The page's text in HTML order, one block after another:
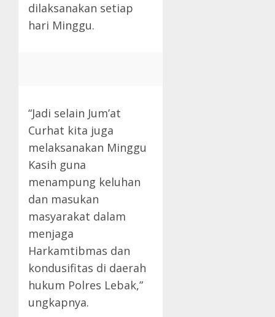
dilaksanakan setiap
hari Minggu.
“Jadi selain Jum’at
Curhat kita juga
melaksanakan Minggu
Kasih guna
menampung keluhan
dan masukan
masyarakat dalam
menjaga
Harkamtibmas dan
kondusifitas di daerah
hukum Polres Lebak,”
ungkapnya.